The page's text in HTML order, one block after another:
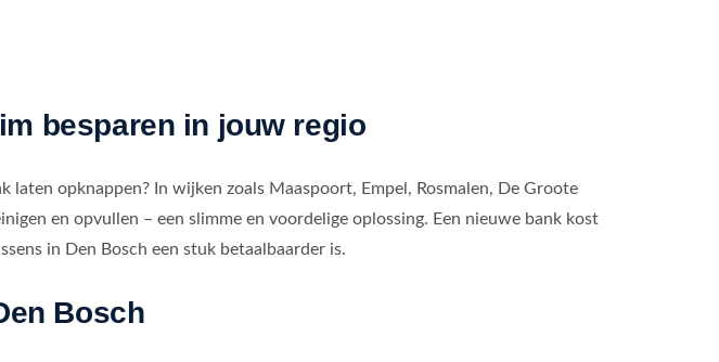
besparen in jouw regio
opknappen? In wijken zoals Maaspoort, Empel, Rosmalen, De Groote
en opvullen – een slimme en voordelige oplossing. Een nieuwe bank kost
in Den Bosch een stuk betaalbaarder is.
Bosch